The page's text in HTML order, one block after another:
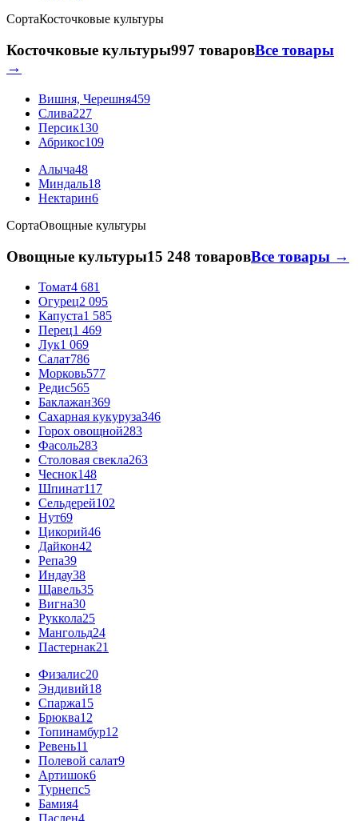
СортаКосточковые культуры
Косточковые культуры997 товаровВсе товары
→
Вишня, Черешня459
Слива227
Персик130
Абрикос109
Алыча48
Миндаль18
Нектарин6
СортаОвощные культуры
Овощные культуры15 248 товаровВсе товары →
Томат4 681
Огурец2 095
Капуста1 585
Перец1 469
Лук1 069
Салат786
Морковь577
Редис565
Баклажан369
Сахарная кукуруза346
Горох овощной283
Фасоль283
Столовая свекла263
Чеснок148
Шпинат117
Сельдерей102
Нут69
Цикорий46
Дайкон42
Репа39
Индау38
Щавель35
Вигна30
Руккола25
Мангольд24
Пастернак21
Физалис20
Эндивий18
Спаржа15
Брюква12
Топинамбур12
Ревень11
Полевой салат9
Артишок6
Турнепс5
Бамия4